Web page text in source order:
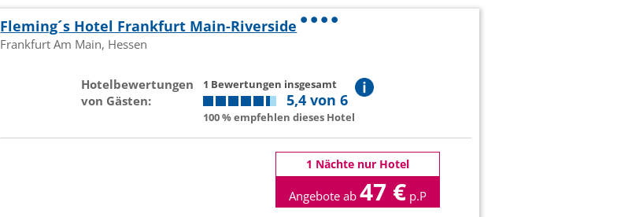
Fleming´s Hotel Frankfurt Main-Riverside
Frankfurt Am Main, Hessen
Hotelbewertungen
von Gästen:
1 Bewertungen insgesamt
5,4 von 6
100 % empfehlen dieses Hotel
1 Nächte nur Hotel
Angebote ab 47 € p.P